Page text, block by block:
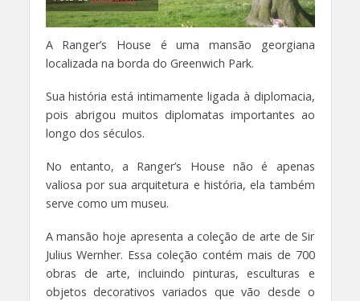
A Ranger’s House é uma mansão georgiana
localizada na borda do Greenwich Park.
Sua história está intimamente ligada à diplomacia,
pois abrigou muitos diplomatas importantes ao
longo dos séculos.
No entanto, a Ranger’s House não é apenas
valiosa por sua arquitetura e história, ela também
serve como um museu.
A mansão hoje apresenta a coleção de arte de Sir
Julius Wernher. Essa coleção contém mais de 700
obras de arte, incluindo pinturas, esculturas e
objetos decorativos variados que vão desde o